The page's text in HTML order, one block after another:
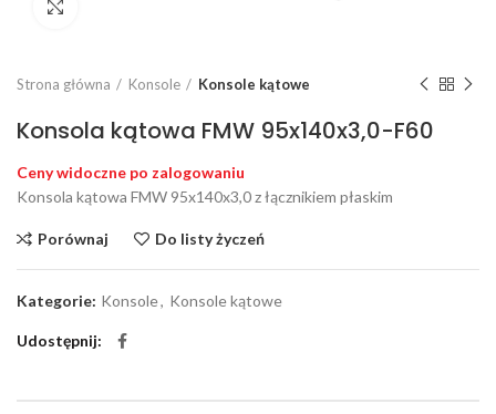
Strona główna Konsole Konsole kątowe
Konsola kątowa FMW 95x140x3,0-F60
Ceny widoczne po zalogowaniu
Konsola kątowa FMW 95x140x3,0 z łącznikiem płaskim
Porównaj Do listy życzeń
Kategorie: Konsole, Konsole kątowe
Udostępnij